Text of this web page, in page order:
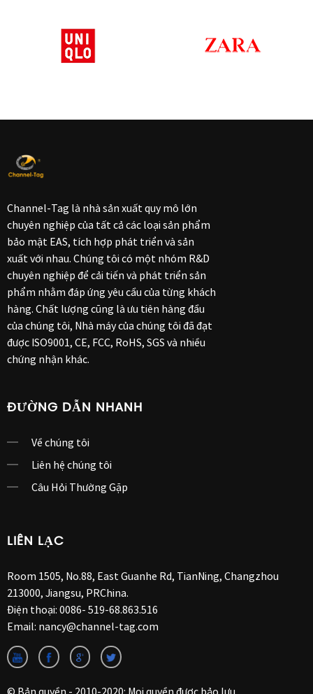
Channel-Tag là nhà sản xuất quy mô lớn
chuyên nghiệp của tất cả các loại sản phẩm
bảo mật EAS, tích hợp phát triển và sản
xuất với nhau. Chúng tôi có một nhóm R&D
chuyên nghiệp để cải tiến và phát triển sản
phẩm nhằm đáp ứng yêu cầu của từng khách
hàng. Chất lượng cũng là ưu tiên hàng đầu
của chúng tôi, Nhà máy của chúng tôi đã đạt
được ISO9001, CE, FCC, RoHS, SGS và nhiều
chứng nhận khác.
ĐƯỜNG DẪN NHANH
Về chúng tôi
Liên hệ chúng tôi
Câu Hỏi Thường Gặp
LIÊN LẠC
Room 1505, No.88, East Guanhe Rd, TianNing, Changzhou
213000, Jiangsu, PRChina.
Điện thoại: 0086- 519-68.863.516
Email: nancy@channel-tag.com
© Bản quyền - 2010-2020: Mọi quyền được bảo lưu.